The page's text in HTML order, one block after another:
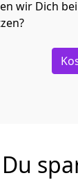
wir Dich
Du